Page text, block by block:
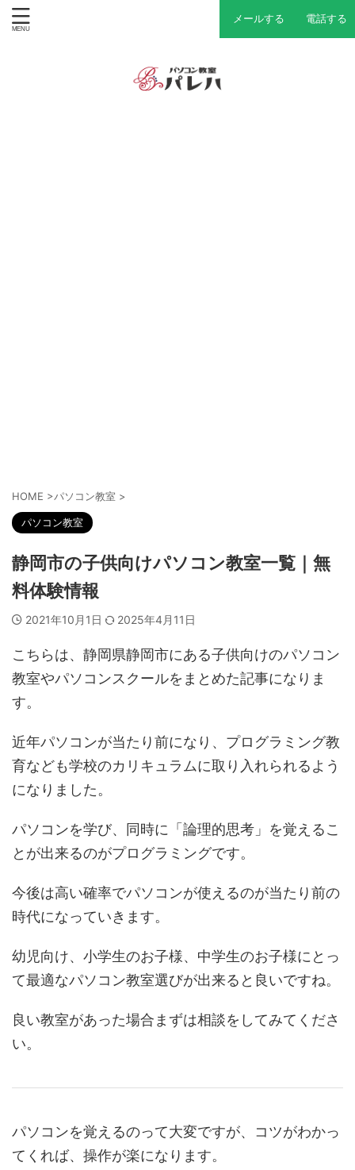
メールする 電話する
HOME >パソコン教室 >
パソコン教室
静岡市の子供向けパソコン教室一覧｜無
料体験情報
2021年10月1日 2025年4月11日
こちらは、静岡県静岡市にある子供向けのパソコン
教室やパソコンスクールをまとめた記事になりま
す。
近年パソコンが当たり前になり、プログラミング教
育なども学校のカリキュラムに取り入れられるよう
になりました。
パソコンを学び、同時に「論理的思考」を覚えるこ
とが出来るのがプログラミングです。
今後は高い確率でパソコンが使えるのが当たり前の
時代になっていきます。
幼児向け、小学生のお子様、中学生のお子様にとっ
て最適なパソコン教室選びが出来ると良いですね。
良い教室があった場合まずは相談をしてみてくださ
い。
パソコンを覚えるのって大変ですが、コツがわかっ
てくれば、操作が楽になります。